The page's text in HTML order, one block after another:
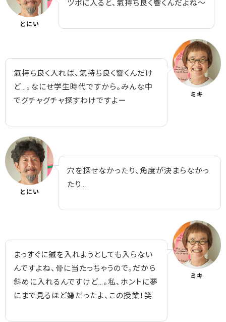
とにい
ツボに入ると、氣持ち良く響くんだよね～
氣持ち良く入れば、氣持ち良く響くんだけ
ど…。なにせ学生時代ですから。みんな中
でグチャグチャ探すわけですよー
ミキ
とにい
穴を探せなかったり、角度が決まらなかっ
たり…
まっすぐに鍼を入れようとしても入らない
んですよね、骨に当たっちゃうので。だから
斜めに入れるんですけど…。私、ホントに夢
にまで見るほど嫌だったよ、この授業！笑
ミキ